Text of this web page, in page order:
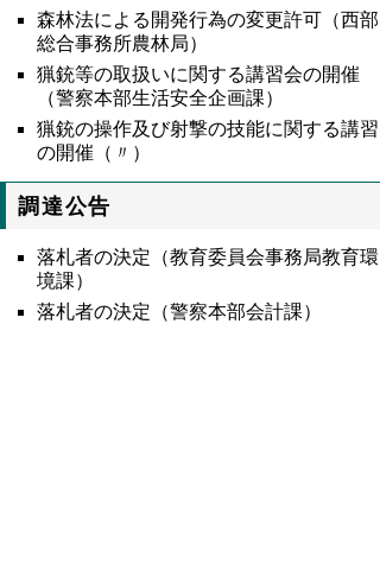
森林法による開発行為の変更許可（西部
総合事務所農林局）
猟銃等の取扱いに関する講習会の開催
（警察本部生活安全企画課）
猟銃の操作及び射撃の技能に関する講習
の開催（〃）
調達公告
落札者の決定（教育委員会事務局教育環
境課）
落札者の決定（警察本部会計課）